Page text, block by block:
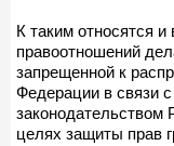
К таким относятся
правоотношений
запрещенной к
Федерации в связи
законодательством
целях защиты прав